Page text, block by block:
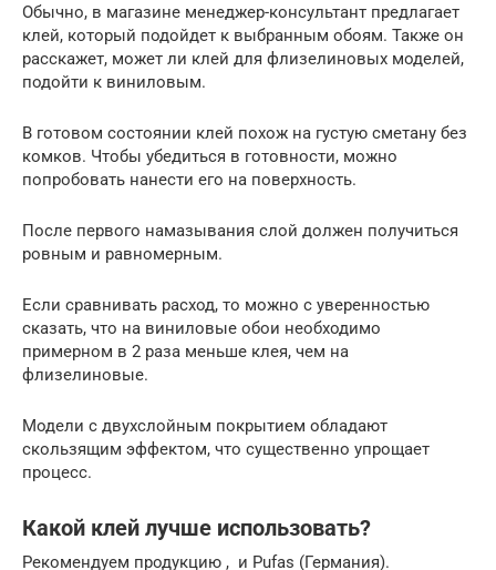
Обычно, в магазине менеджер-консультант предлагает
клей, который подойдет к выбранным обоям. Также он
расскажет, может ли клей для флизелиновых моделей,
подойти к виниловым.
В готовом состоянии клей похож на густую сметану без
комков. Чтобы убедиться в готовности, можно
попробовать нанести его на поверхность.
После первого намазывания слой должен получиться
ровным и равномерным.
Если сравнивать расход, то можно с уверенностью
сказать, что на виниловые обои необходимо
примерном в 2 раза меньше клея, чем на
флизелиновые.
Модели с двухслойным покрытием обладают
скользящим эффектом, что существенно упрощает
процесс.
Какой клей лучше использовать?
Рекомендуем продукцию , и Pufas (Германия).